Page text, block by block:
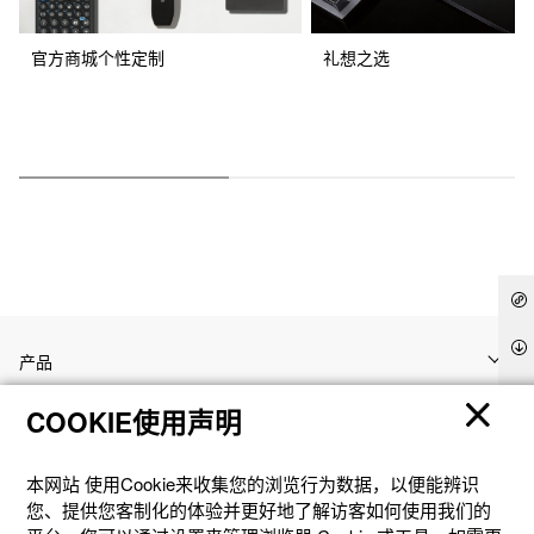
官方商城个性定制 礼想之选
产品
客户支持
资讯
COOKIE使用声明
本网站 使⽤Cookie来收集您的浏览⾏为数据，以便能辨识
您、提供您客制化的体验并更好地了解访客如何使⽤我们的